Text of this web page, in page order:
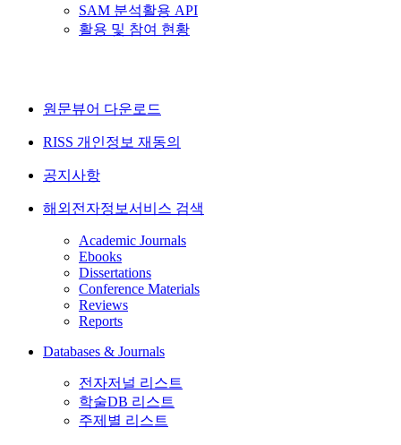
SAM 분석활용 API
활용 및 참여 현황
원문뷰어 다운로드
RISS 개인정보 재동의
공지사항
해외전자정보서비스 검색
Academic Journals
Ebooks
Dissertations
Conference Materials
Reviews
Reports
Databases & Journals
전자저널 리스트
학술DB 리스트
주제별 리스트